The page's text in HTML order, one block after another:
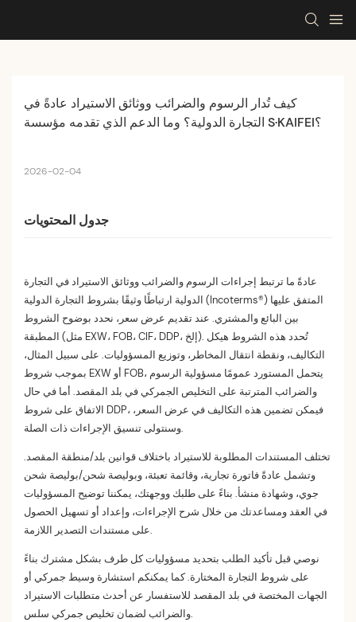
كيف تُدار الرسوم والضرائب ووثائق الاستيراد عادةً في
التجارة الدولية؟ وما الدعم الذي تقدمه مؤسسة S·KAIFEI؟
2026-02-04
جدول المحتويات
عادةً ما ترتبط إجراءات الرسوم والضرائب ووثائق الاستيراد في التجارة
الدولية ارتباطًا وثيقًا بشروط التجارة الدولية (Incoterms®) المتفق عليها
بين البائع والمشتري. عند تقديم عرض سعر، نحدد بوضوح الشروط
المطبقة (مثل EXW، FOB، CIF، DDP، إلخ). تُحدد هذه الشروط هيكل
التكاليف، ونقطة انتقال المخاطر، وتوزيع المسؤوليات. على سبيل المثال،
بموجب شروط EXW أو FOB، يتحمل المستورد عمومًا مسؤولية الرسوم
والضرائب المترتبة على التخليص الجمركي في بلد المقصد. أما في حال
الاتفاق على شروط DDP، فيمكن تضمين هذه التكاليف في عرض السعر،
وسنتولى تنسيق الإجراءات ذات الصلة.
تختلف المستندات المطلوبة للاستيراد باختلاف قوانين بلد/منطقة المقصد.
وتشمل عادةً فاتورة تجارية، وقائمة تعبئة، وبوليصة شحن/بوليصة شحن
جوي، وشهادة منشأ. بناءً على طلبك ووجهتك، يمكننا توضيح المسؤوليات
في العقد ومساعدتك من خلال شرح الإجراءات، وإعداد أو تسهيل الحصول
على مستندات التصدير اللازمة.
نوصي قبل تأكيد الطلب بتحديد مسؤوليات كل طرف بشكل مشترك بناءً
على شروط التجارة المختارة. كما يمكنكم استشارة وسيط جمركي أو
الجهات المختصة في بلد المقصد للاستفسار عن أحدث متطلبات الاستيراد
والضرائب لضمان تخليص جمركي سلس.